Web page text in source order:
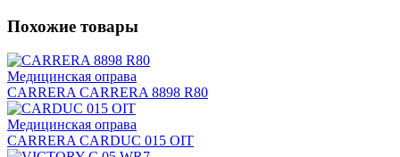
Похожие товары
Медицинская оправа
CARRERA CARRERA 8898 R80
Медицинская оправа
CARRERA CARDUC 015 OIT